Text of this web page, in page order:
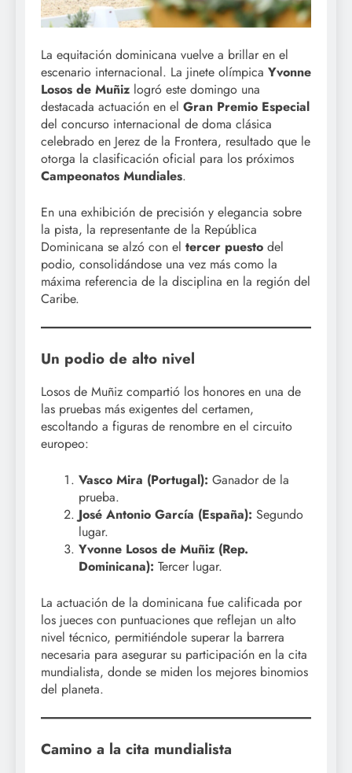
La equitación dominicana vuelve a brillar en el
escenario internacional. La jinete olímpica Yvonne
Losos de Muñiz logró este domingo una
destacada actuación en el Gran Premio Especial
del concurso internacional de doma clásica
celebrado en Jerez de la Frontera, resultado que le
otorga la clasificación oficial para los próximos
Campeonatos Mundiales.
En una exhibición de precisión y elegancia sobre
la pista, la representante de la República
Dominicana se alzó con el tercer puesto del
podio, consolidándose una vez más como la
máxima referencia de la disciplina en la región del
Caribe.
Un podio de alto nivel
Losos de Muñiz compartió los honores en una de
las pruebas más exigentes del certamen,
escoltando a figuras de renombre en el circuito
europeo:
Vasco Mira (Portugal): Ganador de la
prueba.
José Antonio García (España): Segundo
lugar.
Yvonne Losos de Muñiz (Rep.
Dominicana): Tercer lugar.
La actuación de la dominicana fue calificada por
los jueces con puntuaciones que reflejan un alto
nivel técnico, permitiéndole superar la barrera
necesaria para asegurar su participación en la cita
mundialista, donde se miden los mejores binomios
del planeta.
Camino a la cita mundialista